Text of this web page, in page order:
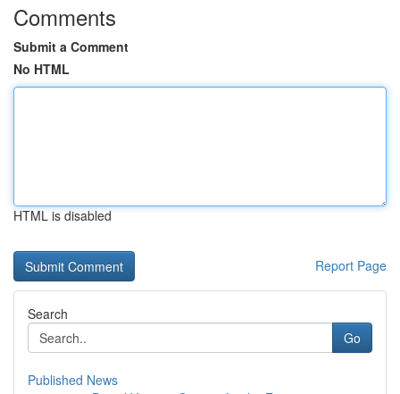
Comments
Submit a Comment
No HTML
HTML is disabled
Report Page
Search
Go
Published News